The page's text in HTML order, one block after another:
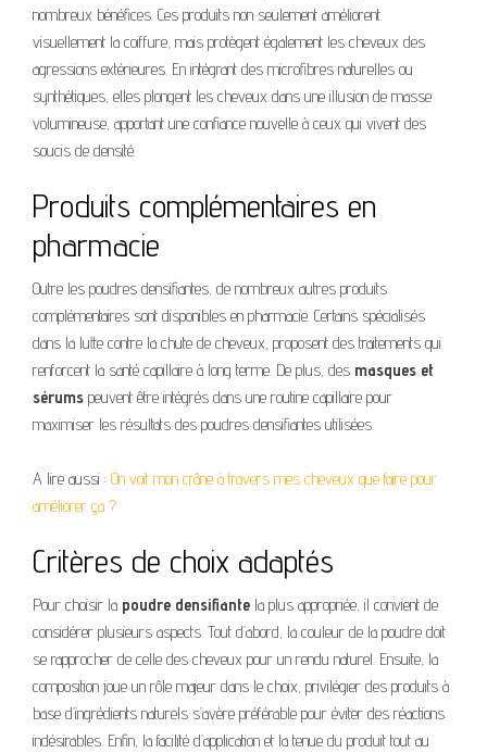
nombreux bénéfices. Ces produits non seulement améliorent
visuellement la coiffure, mais protègent également les cheveux des
agressions extérieures. En intégrant des microfibres naturelles ou
synthétiques, elles plongent les cheveux dans une illusion de masse
volumineuse, apportant une confiance nouvelle à ceux qui vivent des
soucis de densité.
Produits complémentaires en
pharmacie
Outre les poudres densifiantes, de nombreux autres produits
complémentaires sont disponibles en pharmacie. Certains spécialisés
dans la lutte contre la chute de cheveux, proposent des traitements qui
renforcent la santé capillaire à long terme. De plus, des masques et
sérums peuvent être intégrés dans une routine capillaire pour
maximiser les résultats des poudres densifiantes utilisées.
A lire aussi : On voit mon crâne à travers mes cheveux que faire pour
améliorer ça ?
Critères de choix adaptés
Pour choisir la poudre densifiante la plus appropriée, il convient de
considérer plusieurs aspects. Tout d’abord, la couleur de la poudre doit
se rapprocher de celle des cheveux pour un rendu naturel. Ensuite, la
composition joue un rôle majeur dans le choix, privilégier des produits à
base d’ingrédients naturels s’avère préférable pour éviter des réactions
indésirables. Enfin, la facilité d’application et la tenue du produit tout au